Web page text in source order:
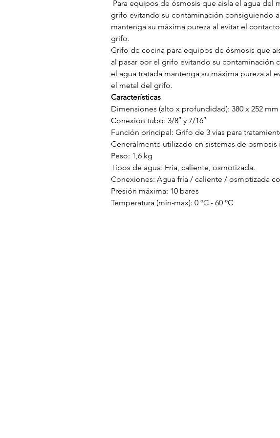
Para equipos de ósmosis que aisla el agua del
grifo evitando su contaminación consiguiendo
mantenga su máxima pureza al evitar el
grifo.
Grifo de cocina para equipos de ósmosis que
al pasar por el grifo evitando su contaminación
el agua tratada mantenga su máxima pureza al
el metal del grifo.
Características
Dimensiones (alto x profundidad): 380 x 252 mm
Conexión tubo: 3/8″ y 7/16″
Función principal: Grifo de 3 vías para
Generalmente utilizado en sistemas de osmosis
Peso: 1,6 kg
Tipos de agua: Fría, caliente, osmotizada.
Conexiones: Agua fría / caliente / osmotizada
Presión máxima: 10 bares
Temperatura (mín-max): 0 ºC - 60 ºC